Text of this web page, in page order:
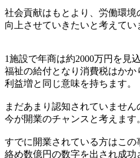
社会貢献はもとより、労働環
向上させていきたいと考えてい
1施設で年商は約2000万円を見
福祉の給付となり消費税はか
利益増と同じ意味を持ちます。
まだあまり認知されていません
今が開業のチャンスと考えます
すでに開業されている方はこ
絡め数億円の数字を出され成功